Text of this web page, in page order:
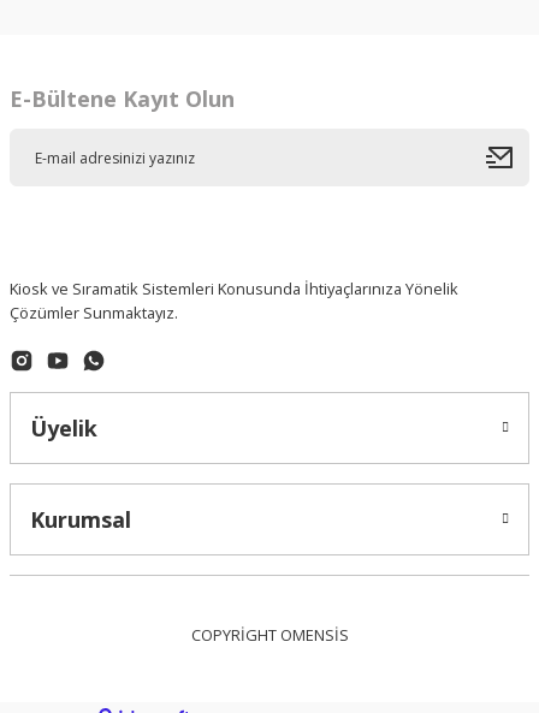
E-Bültene Kayıt Olun
Kiosk ve Sıramatik Sistemleri Konusunda İhtiyaçlarınıza Yönelik
Çözümler Sunmaktayız.
Üyelik
Kurumsal
COPYRİGHT OMENSİS